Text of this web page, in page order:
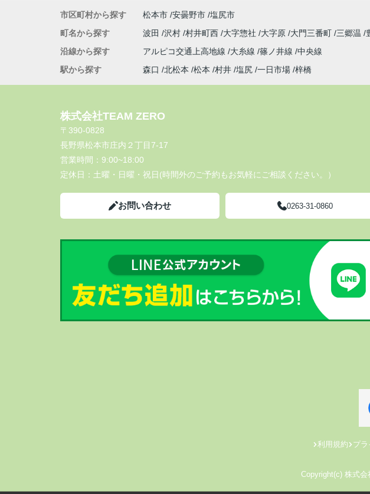
市区町村から探す 松本市 安曇野市 塩尻市
町名から探す
波田 沢村 村井町西 大字惣社 大字原 大門三番町 三郷温
沿線から探す
アルピコ交通上高地線 大糸線 篠ノ井線 中央線
駅から探す
森口 北松本 松本 村井 塩尻 一日市場 梓橋
株式会社TEAM ZERO
〒390-0828
長野県松本市庄内２丁目7-17
営業時間： 9:00~18:00
定休日： 土曜・日曜・祝日(時間外のご予約もお気軽にご相談ください。）
お問い合わせ 0263-31-0860
利用規約 プ
Copyright(c) 株式